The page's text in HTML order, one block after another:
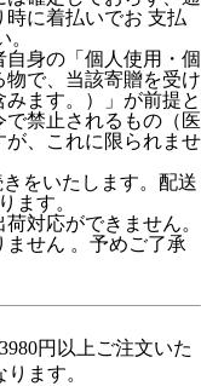
に着払いでお 支払
。
自身の「個人使用・個
物で、当該寄贈を受け
ます。）」が前提と
禁止されるもの（医
、これに限られませ
をいたします。配送
ます。
対応ができません。
ません 。予めご了承
円以上ご注文いた
ます。